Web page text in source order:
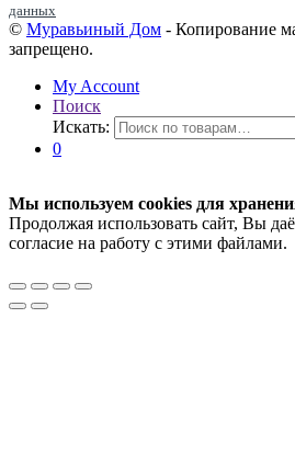
данных
© Муравьиный Дом - Копирование
запрещено.
My Account
Поиск
Искать:
0
Мы используем cookies для
Продолжая использовать сайт, Вы
согласие на работу с этими файлами.